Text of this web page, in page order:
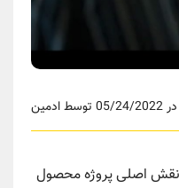
نقش اصلی پروژه محصول